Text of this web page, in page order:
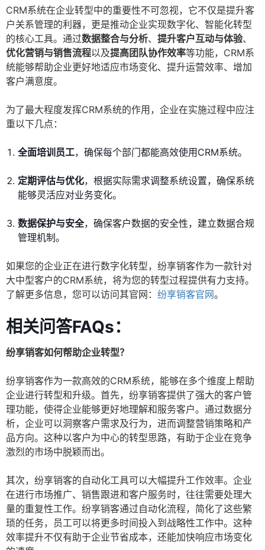
CRM系统在企业转型中的重要性不可忽视，它不仅是提升客
户关系管理的利器，更是推动企业实现数字化、智能化转型
的核心工具。通过数据整合与分析、 提升客户互动与体验、
优化营销与销售流程以及提高团队协作效率等功能，CRM系
统能够帮助企业更好地适应市场变化、提升运营效率、增加
客户满意度。
为了最大程度发挥CRM系统的作用，企业在实施过程中应注
重以下几点：
全面培训员工，确保每个部门都能高效使用CRM系统。
定期评估与优化，根据实际需求调整系统设置，确保系统
能够灵活应对业务变化。
数据保护与安全，确保客户数据的安全性，建立数据合规
管理机制。
如果您的企业正在进行数字化转型，纷享销客作为一款针对
大中型客户的CRM系统，将为您的转型过程提供有力支持。
了解更多信息，您可以访问其官网： 纷享销客官网。
相关问答FAQs：
纷享销客如何帮助企业转型？
纷享销客作为一款高效的CRM系统，能够在多个维度上帮助
企业进行转型和升级。首先，纷享销客提供了强大的客户管
理功能，使得企业能够更好地理解和服务客户。通过数据分
析，企业可以洞察客户需求及行为，进而调整营销策略和产
品方向。这种以客户为中心的转型思路，有助于企业在竞争
激烈的市场中脱颖而出。
其次，纷享销客的自动化工具可以大幅提升工作效率。企业
在进行市场推广、销售跟进和客户服务时，往往需要处理大
量的重复性工作。纷享销客通过自动化流程，简化了这些繁
琐的任务，员工可以将更多时间投入到战略性工作中。这种
效率提升不仅有助于企业节省成本，还能加快响应市场变化